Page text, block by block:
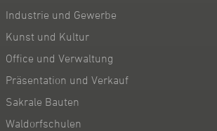
Industrie und Gewerbe
Kunst und Kultur
Office und Verwaltung
Präsentation und Verkauf
Sakrale Bauten
Waldorfschulen